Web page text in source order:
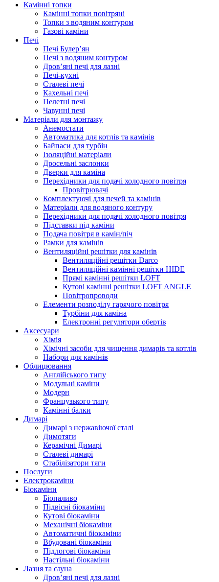
Камінні топки
Камінні топки повітряні
Топки з водяним контуром
Газові каміни
Печі
Печі Булер’ян
Печі з водяним контуром
Дров’яні печі для лазні
Печі-кухні
Сталеві печі
Кахельні печі
Пелетні печі
Чавунні печі
Матеріали для монтажу
Анемостати
Автоматика для котлів та камінів
Байпаси для турбін
Ізоляційні матеріали
Дросельні заслонки
Дверки для каміна
Перехідники для подачі холодного повітря
Провітрювачі
Комплектуючі для печей та камінів
Матеріали для водяного контуру
Перехідники для подачі холодного повітря
Підставки під каміни
Подача повітря в камін/піч
Рамки для камінів
Вентиляційні решітки для камінів
Вентиляційні решітки Darco
Вентиляційні камінні решітки HIDE
Прямі камінні решітки LOFT
Кутові камінні решітки LOFT ANGLE
Повітропроводи
Елементи розподілу гарячого повітря
Турбіни для каміна
Електронні регулятори обертів
Аксесуари
Хімія
Хімічні засоби для чищення димарів та котлів
Набори для камінів
Облицювання
Англійського типу
Модульні каміни
Модерн
Французького типу
Камінні балки
Димарі
Димарі з нержавіючої сталі
Димотяги
Керамічні Димарі
Сталеві димарі
Стабілізатори тяги
Послуги
Електрокаміни
Біокаміни
Біопаливо
Підвісні біокаміни
Кутові біокаміни
Механічні біокаміни
Автоматичні біокаміни
Вбудовані біокаміни
Підлогові біокаміни
Настільні біокаміни
Лазня та сауна
Дров’яні печі для лазні